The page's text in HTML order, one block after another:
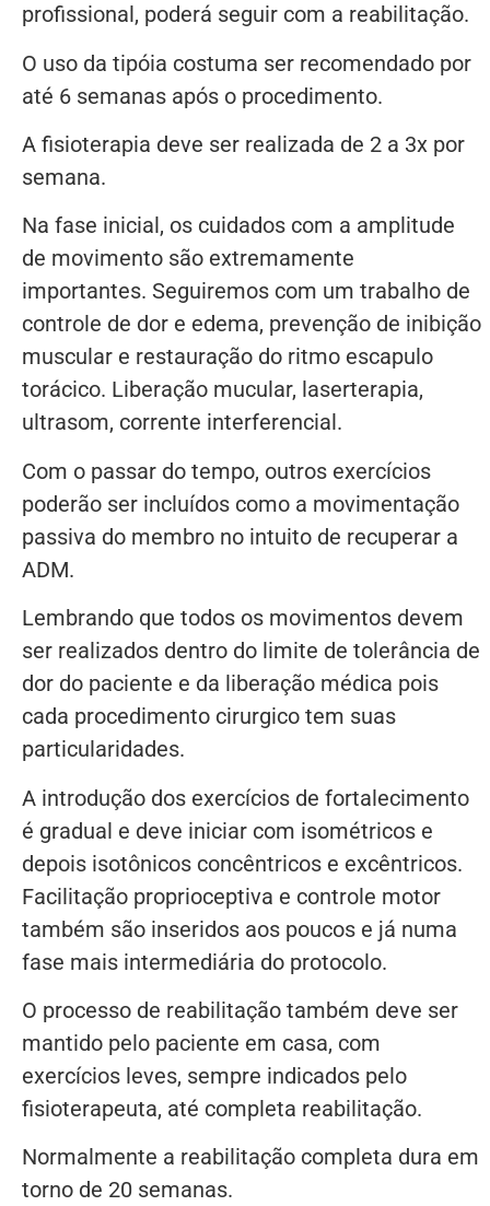
profissional, poderá seguir com a reabilitação.
O uso da tipóia costuma ser recomendado por
até 6 semanas após o procedimento.
A fisioterapia deve ser realizada de 2 a 3x por
semana.
Na fase inicial, os cuidados com a amplitude
de movimento são extremamente
importantes. Seguiremos com um trabalho de
controle de dor e edema, prevenção de inibição
muscular e restauração do ritmo escapulo
torácico. Liberação mucular, laserterapia,
ultrasom, corrente interferencial.
Com o passar do tempo, outros exercícios
poderão ser incluídos como a movimentação
passiva do membro no intuito de recuperar a
ADM.
Lembrando que todos os movimentos devem
ser realizados dentro do limite de tolerância de
dor do paciente e da liberação médica pois
cada procedimento cirurgico tem suas
particularidades.
A introdução dos exercícios de fortalecimento
é gradual e deve iniciar com isométricos e
depois isotônicos concêntricos e excêntricos.
Facilitação proprioceptiva e controle motor
também são inseridos aos poucos e já numa
fase mais intermediária do protocolo.
O processo de reabilitação também deve ser
mantido pelo paciente em casa, com
exercícios leves, sempre indicados pelo
fisioterapeuta, até completa reabilitação.
Normalmente a reabilitação completa dura em
torno de 20 semanas.